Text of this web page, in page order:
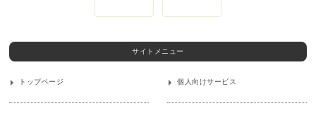
サイトメニュー
トップページ 個人向けサービス